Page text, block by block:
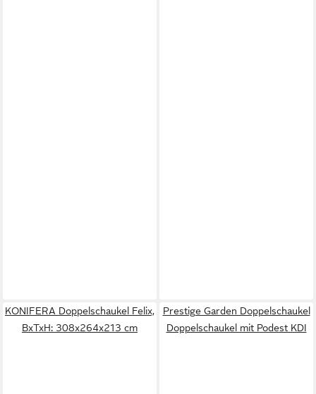
KONIFERA Doppelschaukel Felix,
BxTxH: 308x264x213 cm
Prestige Garden Doppelschaukel
Doppelschaukel mit Podest KDI